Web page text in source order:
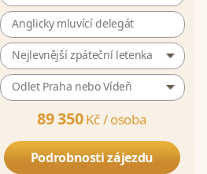
Anglicky mluvící delegát
Nejlevnější zpáteční letenka
Odlet Praha nebo Vídeň
89 350 Kč /osoba
Podrobnosti zájezdu